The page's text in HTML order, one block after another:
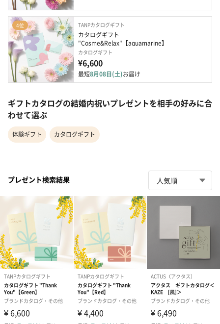
4位 TANPカタログギフト
カタログギフト
"Cosme&Relax"【aquamarine】
カタログギフト
¥6,600
最短8月08日(土)お届け
ギフトカタログの結婚内祝いプレゼントを相手の好みに合
わせて選ぶ
体験ギフト カタログギフト
プレゼント検索結果